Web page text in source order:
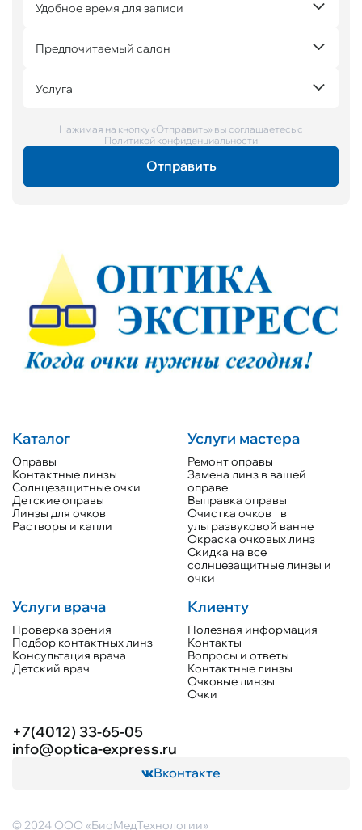
Удобное время для записи
Предпочитаемый салон
Услуга
Нажимая на кнопку «Отправить» вы соглашаетесь с
Политикой конфиденциальности
Каталог
Оправы
Контактные линзы
Солнцезащитные очки
Детские оправы
Линзы для очков
Растворы и капли
Услуги мастера
Ремонт оправы
Замена линз в вашей
оправе
Выправка оправы
Очистка очков в
ультразвуковой ванне
Окраска очковых линз
Скидка на все
солнцезащитные линзы и
очки
Услуги врача
Проверка зрения
Подбор контактных линз
Консультация врача
Детский врач
Клиенту
Полезная информация
Контакты
Вопросы и ответы
Контактные линзы
Очковые линзы
Очки
+7(4012) 33-65-05
info@optica-express.ru
Вконтакте
© 2024 ООО «БиоМедТехнологии»